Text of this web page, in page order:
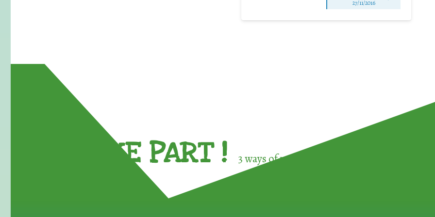
27/11/2016
TAKE PART ! 3 ways of participating in the